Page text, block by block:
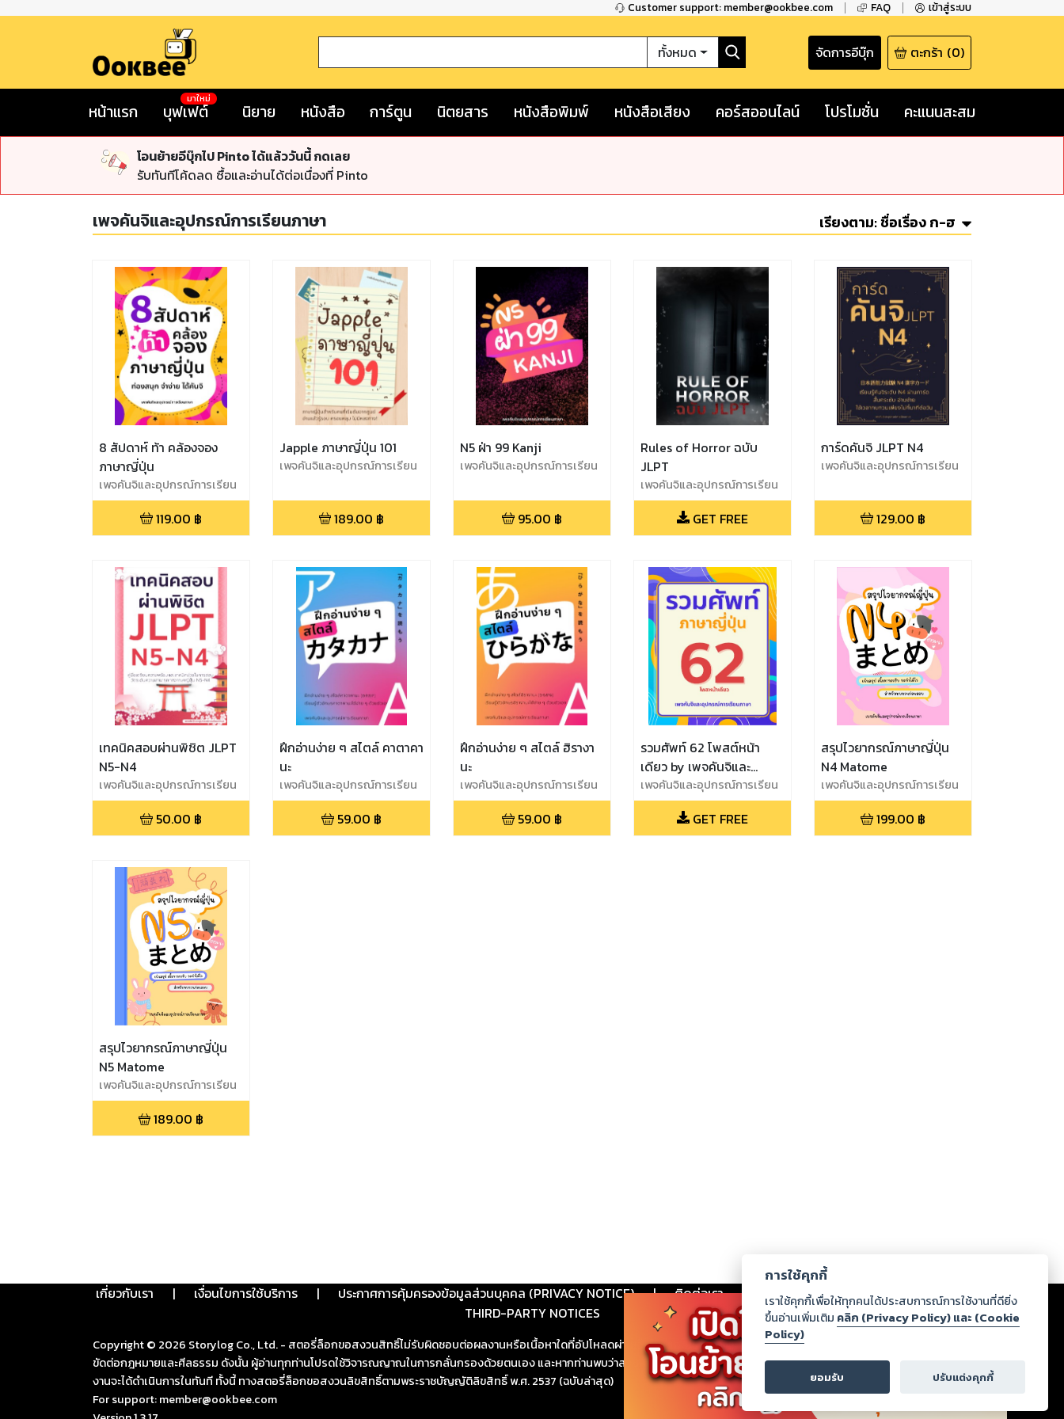
Customer support: member@ookbee.com FAQ เข้าสู่ระบบ
ทั้งหมด จัดการอีบุ๊ก ตะกร้า (0)
หน้าแรก บุฟเฟต์
มาใหม่
นิยาย หนังสือ การ์ตูน นิตยสาร หนังสือพิมพ์ หนังสือเสียง คอร์สออนไลน์ โปรโมชั่น คะแนนสะสม
โอนย้ายอีบุ๊กไป Pinto ได้แล้ววันนี้ กดเลย
รับทันทีโค้ดลด ซื้อและอ่านได้ต่อเนื่องที่ Pinto
เพจคันจิและอุปกรณ์การเรียนภาษา เรียงตาม:ชื่อเรื่อง ก-ฮ
8 สัปดาห์ ท้า คล้องจอง
ภาษาญี่ปุ่น
เพจคันจิและอุปกรณ์การเรียน
ภาษา
119.00 ฿
Japple ภาษาญี่ปุ่น 101
เพจคันจิและอุปกรณ์การเรียน
189.00 ฿
N5 ฝ่า 99 Kanji
เพจคันจิและอุปกรณ์การเรียน
95.00 ฿
Rules of Horror ฉบับ
JLPT
เพจคันจิและอุปกรณ์การเรียน
ภาษา
GET FREE
การ์ดคันจิ JLPT N4
เพจคันจิและอุปกรณ์การเรียน
129.00 ฿
เทคนิคสอบผ่านพิชิต JLPT
N5-N4
เพจคันจิและอุปกรณ์การเรียน
ภาษา
50.00 ฿
ฝึกอ่านง่าย ๆ สไตล์ คาตาคา
นะ
เพจคันจิและอุปกรณ์การเรียน
ภาษา
59.00 ฿
ฝึกอ่านง่าย ๆ สไตล์ ฮิรางา
นะ
เพจคันจิและอุปกรณ์การเรียน
ภาษา
59.00 ฿
รวมศัพท์ 62 โพสต์หน้า
เดียว by เพจคันจิและ
อุปกรณ์การเรียนภาษาญี่ปุ่น
เพจคันจิและอุปกรณ์การเรียน
ภาษา
GET FREE
สรุปไวยากรณ์ภาษาญี่ปุ่น
N4 Matome
เพจคันจิและอุปกรณ์การเรียน
ภาษา
199.00 ฿
สรุปไวยากรณ์ภาษาญี่ปุ่น
N5 Matome
เพจคันจิและอุปกรณ์การเรียน
ภาษา
189.00 ฿
เกี่ยวกับเรา | เงื่อนไขการใช้บริการ | ประกาศการคุ้มครองข้อมูลส่วนบุคคล (PRIVACY NOTICE) | ติดต่อเรา ร่วมงานกับเรา ดาวน์โหลด
THIRD-PARTY NOTICES
Copyright © 2026 Storylog Co., Ltd. - สตอรี่ล็อกขอสงวนสิทธิ์ไม่รับผิดชอบต่อผลงานหรือเนื้อหาใดที่อัปโหลดผ่านเว็บไซต์และปรากฏว่าละเมิดสิทธิในทรัพย์สินทางปัญญาของบุคคลอื่นหรือ
ขัดต่อกฎหมายและศีลธรรม ดังนั้น ผู้อ่านทุกท่านโปรดใช้วิจารณญาณในการกลั่นกรองด้วยตนเอง และหากท่านพบว่าส่วนหนึ่งส่วนใดขัดต่อกฎหมายและศีลธรรม กรุณาแจ้งมายังบริษัท เพื่อทีม
งานจะได้ดำเนินการในทันที ทั้งนี้ ทางสตอรี่ล็อกขอสงวนลิขสิทธิ์ตามพระราชบัญญัติลิขสิทธิ์ พ.ศ. 2537 (ฉบับล่าสุด)
For support: member@ookbee.com
การใช้คุกกี้
เราใช้คุกกี้เพื่อให้ทุกคนได้ประสบการณ์การใช้งานที่ดียิ่ง
ขึ้นอ่านเพิ่มเติม คลิก (Privacy Policy) และ (Cookie
Policy)
ยอมรับ ปรับแต่งคุกกี้